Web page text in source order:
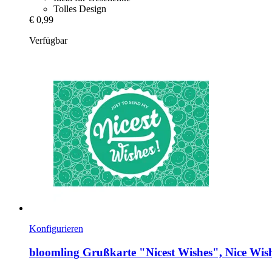
Tolles Design
€ 0,99
Verfügbar
Konfigurieren
bloomling Grußkarte "Nicest Wishes", Nice